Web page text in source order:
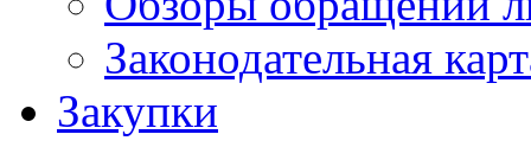
Законодательная
Закупки